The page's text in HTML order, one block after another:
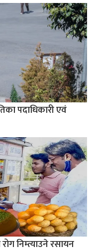
पदाधिकारी एवं
निम्त्याउने रसायन